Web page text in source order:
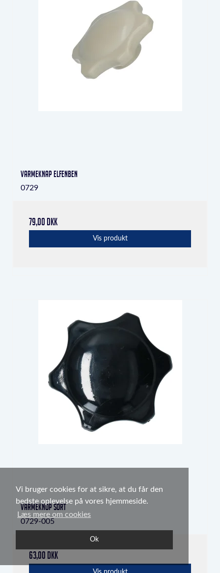
Vi bruger cookies for at sikre, at du får den
bedste oplevelse på vores hjemmeside.
Læs mere om cookies
Ok
Varmeknap Elfenben
0729
79,00 DKK
Vis produkt
Varmeknop sort
0729-005
63,00 DKK